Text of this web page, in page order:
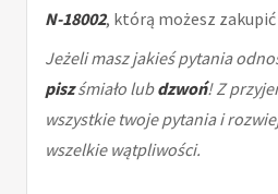
N-18002, którą możesz
Jeżeli masz jakieś pytania
piszśmiało lubdzwoń! Z
wszystkie twoje pytania i
wszelkie wątpliwości.